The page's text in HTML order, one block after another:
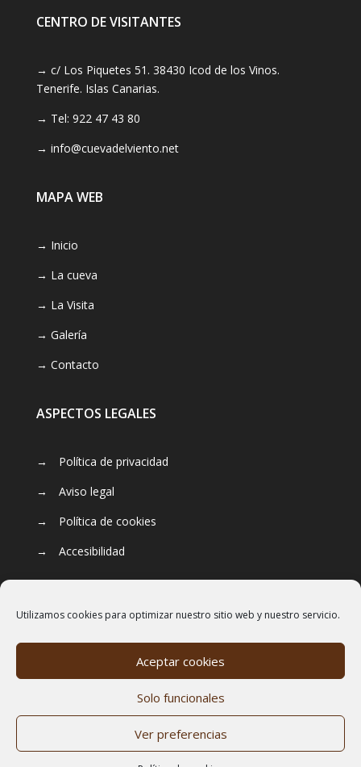
Utilizamos cookies para optimizar nuestro sitio web y nuestro servicio.
Aceptar cookies
Solo funcionales
Ver preferencias
CENTRO DE VISITANTES
→ c/ Los Piquetes 51. 38430 Icod de los Vinos.
Tenerife. Islas Canarias.
→ Tel: 922 47 43 80
→ info@cuevadelviento.net
MAPA WEB
→ Inicio
→ La cueva
→ La Visita
→ Galería
→ Contacto
ASPECTOS LEGALES
→
Política de privacidad
→
Aviso legal
→
Política de cookies
→
Accesibilidad